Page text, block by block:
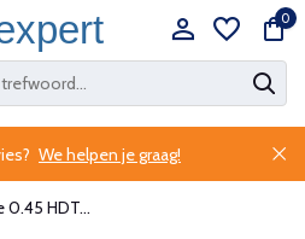
0
We helpen je graag!
0.45 HDT...